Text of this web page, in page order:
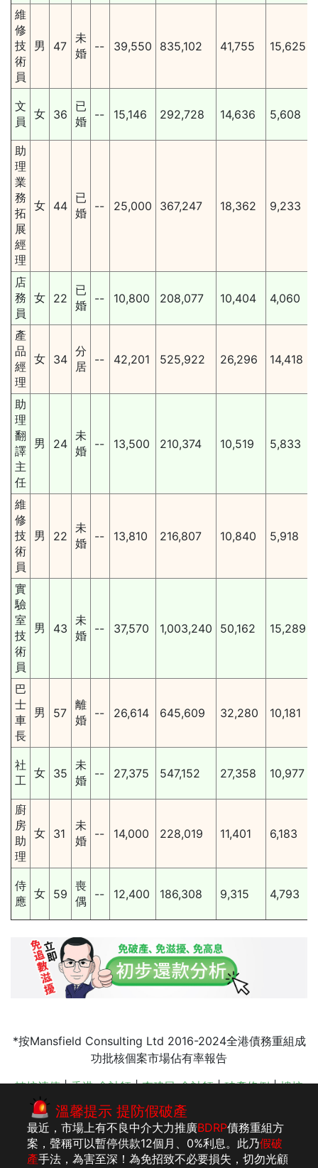
維
修
技
術
員
男 47
未
婚
-- 39,550 835,102 41,755 15,625
文
員
女 36
已
婚
-- 15,146 292,728 14,636 5,608
助
理
業
務
拓
展
經
理
女 44
已
婚
-- 25,000 367,247 18,362 9,233
店
務
員
女 22
已
婚
-- 10,800 208,077 10,404 4,060
產
品
經
理
女 34
分
居
-- 42,201 525,922 26,296 14,418
助
理
翻
譯
主
任
男 24
未
婚
-- 13,500 210,374 10,519 5,833
維
修
技
術
員
男 22
未
婚
-- 13,810 216,807 10,840 5,918
實
驗
室
技
術
員
男 43
未
婚
-- 37,570 1,003,240 50,162 15,289
巴
士
車
長
男 57
離
婚
-- 26,614 645,609 32,280 10,181
社
工
女 35
未
婚
-- 27,375 547,152 27,358 10,977
廚
房
助
理
女 31
未
婚
-- 14,000 228,019 11,401 6,183
侍
應
女 59
喪
偶
-- 12,400 186,308 9,315 4,793
*按Mansfield Consulting Ltd 2016-2024全港債務重組成
功批核個案市場佔有率報告
轉按清債|香港 會計師|李建民 會計師|破產條例|樓按
比較|停止追數滋擾 |會計師事務所
公司|破產申請
溫馨提示 提防假破產
最近，市場上有不良中介大力推廣BDRP債務重組方
案，聲稱可以暫停供款12個月、0%利息。此乃假破
產手法，為害至深！為免招致不必要損失，切勿光顧